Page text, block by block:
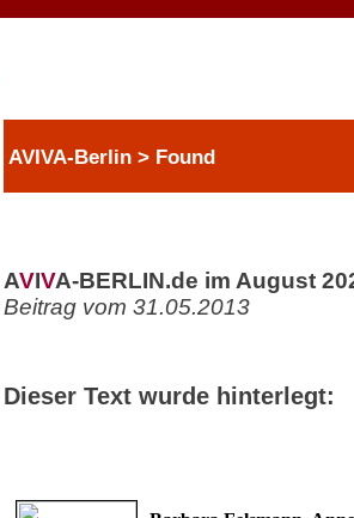
AVIVA-Berlin > Found
AVIVA-BERLIN.de im August
Beitrag vom 31.05.2013
Dieser Text wurde hinterlegt: